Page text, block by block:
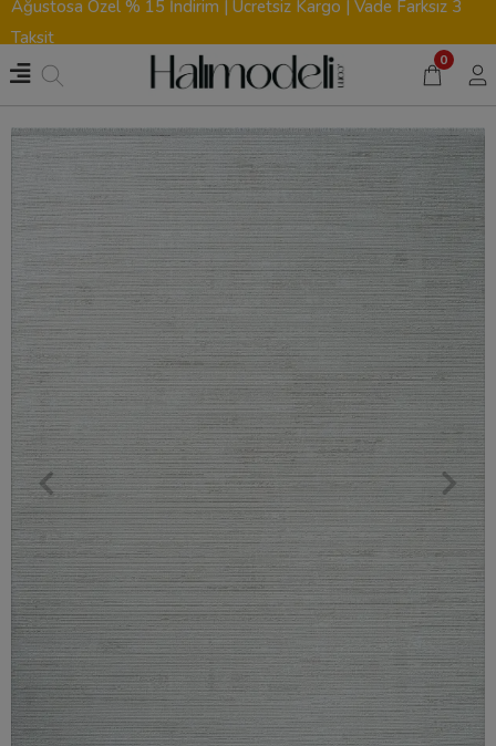
Ağustosa Özel % 15 İndirim | Ücretsiz Kargo | Vade Farksız 3
Taksit
0